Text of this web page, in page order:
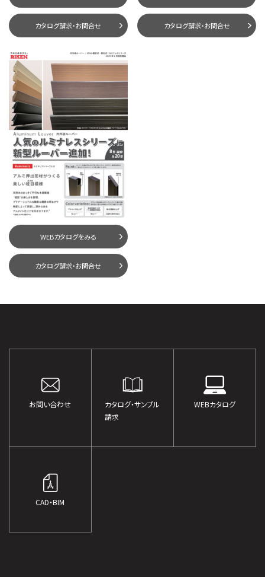
カタログ請求・お問合せ カタログ請求・お問合せ
WEBカタログをみる
カタログ請求・お問合せ
お問い合わせ
カタログ・サンプル
請求
WEBカタログ
CAD・BIM